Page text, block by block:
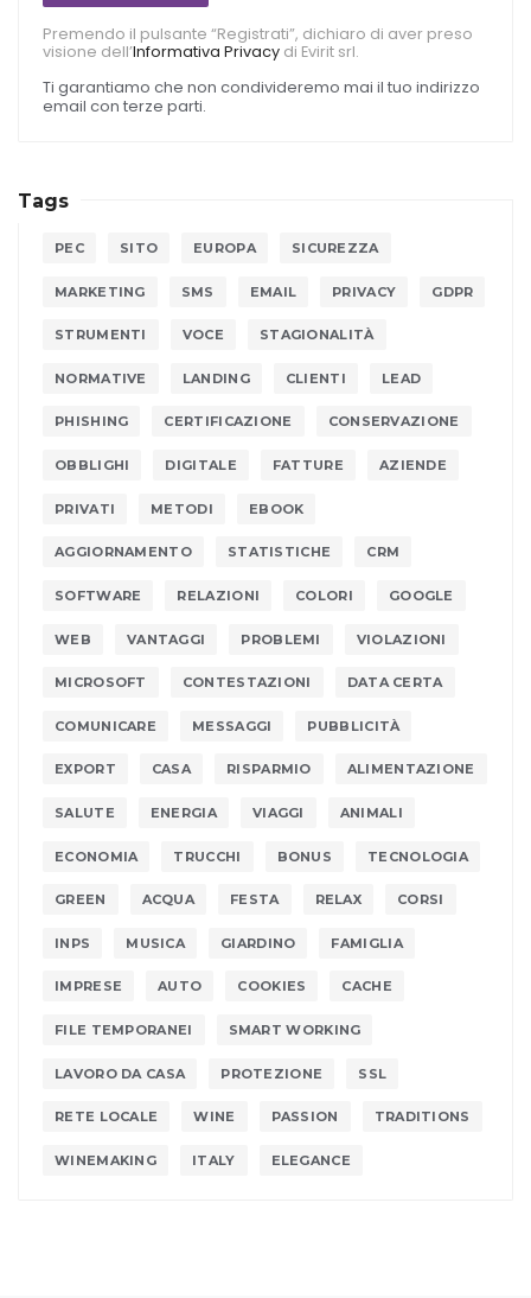
Premendo il pulsante “Registrati”, dichiaro di aver preso
visione dell’Informativa Privacy di Evirit srl.
Ti garantiamo che non condivideremo mai il tuo indirizzo
email con terze parti.
Tags
PEC SITO EUROPA SICUREZZA
MARKETING SMS EMAIL PRIVACY GDPR
STRUMENTI VOCE STAGIONALITÀ
NORMATIVE LANDING CLIENTI LEAD
PHISHING CERTIFICAZIONE CONSERVAZIONE
OBBLIGHI DIGITALE FATTURE AZIENDE
PRIVATI METODI EBOOK
AGGIORNAMENTO STATISTICHE CRM
SOFTWARE RELAZIONI COLORI GOOGLE
WEB VANTAGGI PROBLEMI VIOLAZIONI
MICROSOFT CONTESTAZIONI DATA CERTA
COMUNICARE MESSAGGI PUBBLICITÀ
EXPORT CASA RISPARMIO ALIMENTAZIONE
SALUTE ENERGIA VIAGGI ANIMALI
ECONOMIA TRUCCHI BONUS TECNOLOGIA
GREEN ACQUA FESTA RELAX CORSI
INPS MUSICA GIARDINO FAMIGLIA
IMPRESE AUTO COOKIES CACHE
FILE TEMPORANEI SMART WORKING
LAVORO DA CASA PROTEZIONE SSL
RETE LOCALE WINE PASSION TRADITIONS
WINEMAKING ITALY ELEGANCE